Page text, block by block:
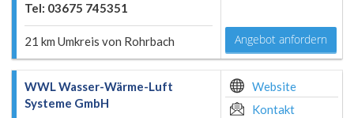
Tel: 03675 745351
21 km Umkreis von Rohrbach Angebot anfordern
WWL Wasser-Wärme-Luft
Systeme GmbH
Website
Kontakt